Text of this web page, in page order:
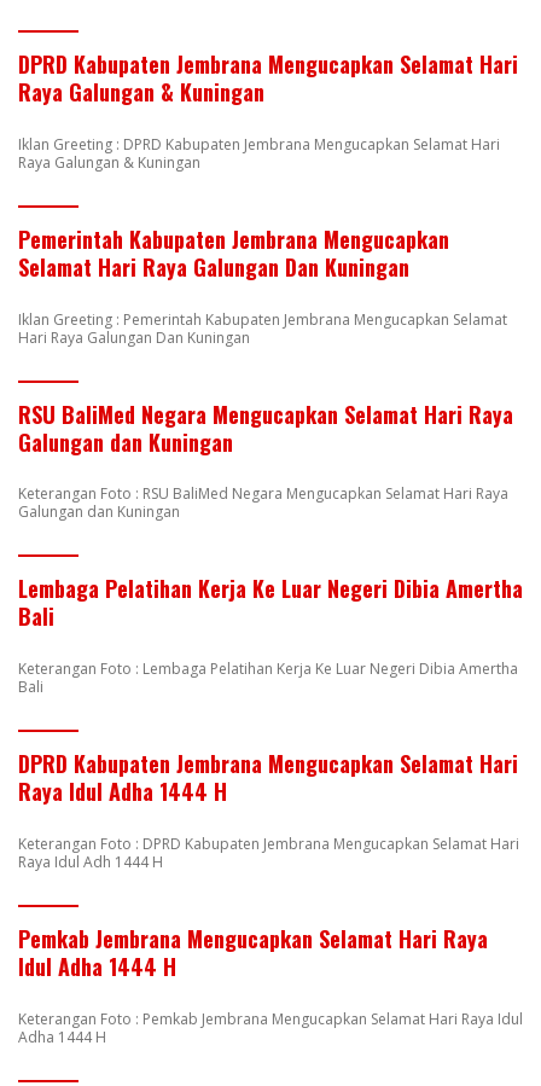
DPRD Kabupaten Jembrana Mengucapkan Selamat Hari
Raya Galungan & Kuningan
Iklan Greeting : DPRD Kabupaten Jembrana Mengucapkan Selamat Hari
Raya Galungan & Kuningan
Pemerintah Kabupaten Jembrana Mengucapkan
Selamat Hari Raya Galungan Dan Kuningan
Iklan Greeting : Pemerintah Kabupaten Jembrana Mengucapkan Selamat
Hari Raya Galungan Dan Kuningan
RSU BaliMed Negara Mengucapkan Selamat Hari Raya
Galungan dan Kuningan
Keterangan Foto : RSU BaliMed Negara Mengucapkan Selamat Hari Raya
Galungan dan Kuningan
Lembaga Pelatihan Kerja Ke Luar Negeri Dibia Amertha
Bali
Keterangan Foto : Lembaga Pelatihan Kerja Ke Luar Negeri Dibia Amertha
Bali
DPRD Kabupaten Jembrana Mengucapkan Selamat Hari
Raya Idul Adha 1444 H
Keterangan Foto : DPRD Kabupaten Jembrana Mengucapkan Selamat Hari
Raya Idul Adh 1444 H
Pemkab Jembrana Mengucapkan Selamat Hari Raya
Idul Adha 1444 H
Keterangan Foto : Pemkab Jembrana Mengucapkan Selamat Hari Raya Idul
Adha 1444 H